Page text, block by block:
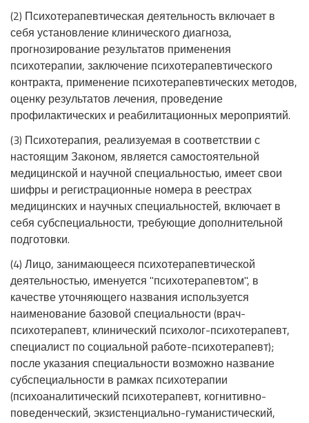
(2) Психотерапевтическая деятельность включает в
себя установление клинического диагноза,
прогнозирование результатов применения
психотерапии, заключение психотерапевтического
контракта, применение психотерапевтических методов,
оценку результатов лечения, проведение
профилактических и реабилитационных мероприятий.
(3) Психотерапия, реализуемая в соответствии с
настоящим Законом, является самостоятельной
медицинской и научной специальностью, имеет свои
шифры и регистрационные номера в реестрах
медицинских и научных специальностей, включает в
себя субспециальности, требующие дополнительной
подготовки.
(4) Лицо, занимающееся психотерапевтической
деятельностью, именуется "психотерапевтом", в
качестве уточняющего названия используется
наименование базовой специальности (врач-
психотерапевт, клинический психолог-психотерапевт,
специалист по социальной работе-психотерапевт);
после указания специальности возможно название
субспециальности в рамках психотерапии
(психоаналитический психотерапевт, когнитивно-
поведенческий, экзистенциально-гуманистический,